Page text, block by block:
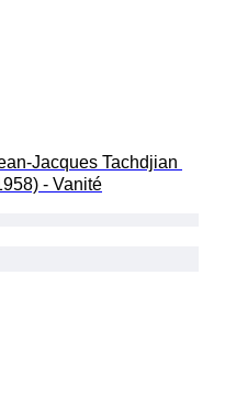
Jacques Tachdjian
- Vanité